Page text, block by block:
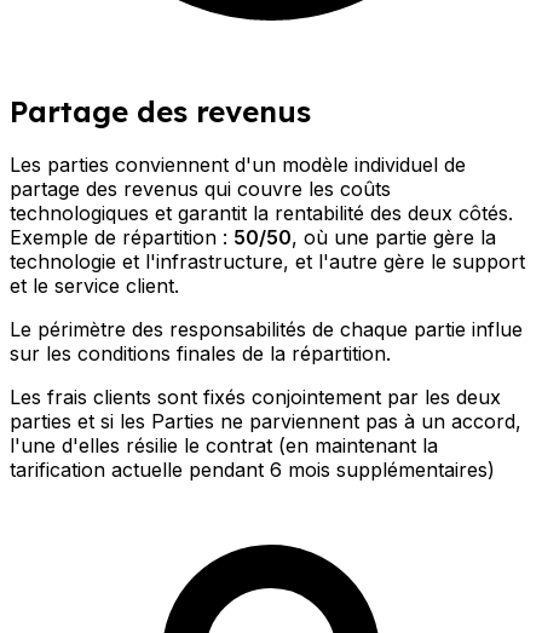
Partage des revenus
Les parties conviennent d'un modèle individuel de
partage des revenus qui couvre les coûts
technologiques et garantit la rentabilité des deux côtés.
Exemple de répartition : 50/50, où une partie gère la
technologie et l'infrastructure, et l'autre gère le support
et le service client.
Le périmètre des responsabilités de chaque partie influe
sur les conditions finales de la répartition.
Les frais clients sont fixés conjointement par les deux
parties et si les Parties ne parviennent pas à un accord,
l'une d'elles résilie le contrat (en maintenant la
tarification actuelle pendant 6 mois supplémentaires)